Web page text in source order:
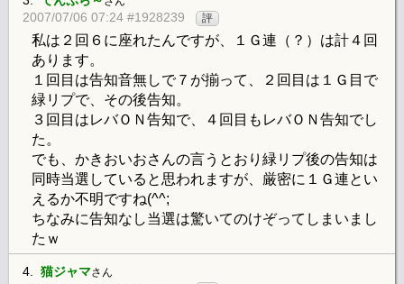
2007/07/06 07:24 #1928239 評
私は２回６に座れたんですが、１Ｇ連（？）は計４回
あります。
１回目は告知音無しで７が揃って、２回目は１Ｇ目で
緑リプで、その後告知。
３回目はレバＯＮ告知で、４回目もレバＯＮ告知でし
た。
でも、かきおいおさんの言うとおり緑リプ後の告知は
同時当選していると思われますが、厳密に１Ｇ連とい
えるか不明ですね(^^;
ちなみに告知なし当選は驚いてのけぞってしまいまし
たｗ
4. 猫ジャマさん